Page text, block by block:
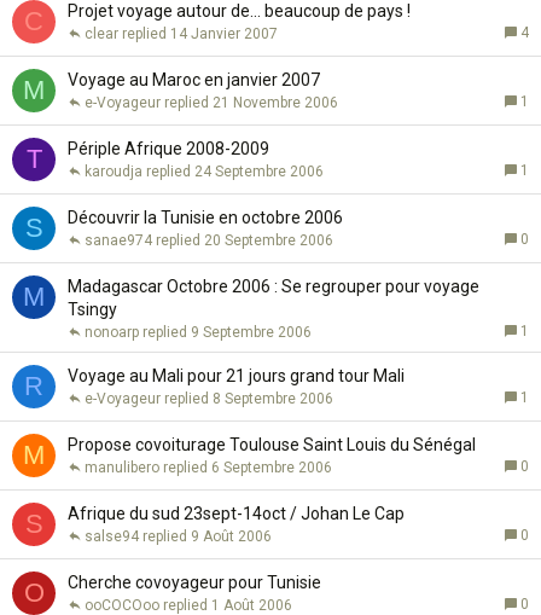
C Projet voyage autour de... beaucoup de pays !
4
14 Janvier 2007
clear
M Voyage au Maroc en janvier 2007
1
21 Novembre 2006
e-Voyageur
T Périple Afrique 2008-2009
1
24 Septembre 2006
karoudja
S Découvrir la Tunisie en octobre 2006
0
20 Septembre 2006
sanae974
M
Madagascar Octobre 2006 : Se regrouper pour voyage
Tsingy
1
9 Septembre 2006
nonoarp
R Voyage au Mali pour 21 jours grand tour Mali
1
8 Septembre 2006
e-Voyageur
M Propose covoiturage Toulouse Saint Louis du Sénégal
0
6 Septembre 2006
manulibero
S Afrique du sud 23sept-14oct / Johan Le Cap
0
9 Août 2006
salse94
O Cherche covoyageur pour Tunisie
0
1 Août 2006
ooCOCOoo